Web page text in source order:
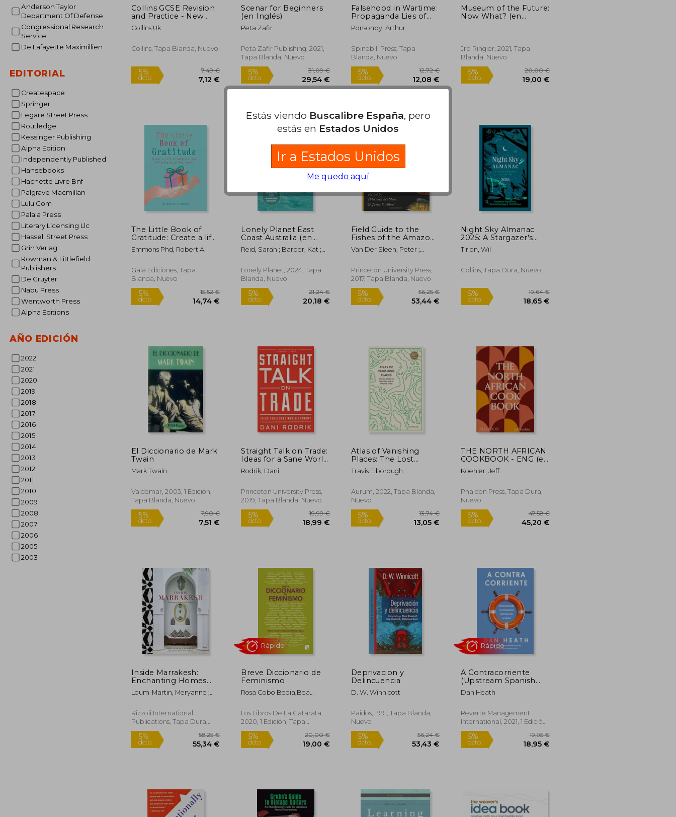
Anderson Taylor
Department Of Defense
Congressional Research
Service
De Lafayette Maximillien
EDITORIAL
Createspace
Springer
Legare Street Press
Routledge
Kessinger Publishing
Alpha Edition
Independently Published
Hansebooks
Hachette Livre Bnf
Palgrave Macmillan
Lulu Com
Palala Press
Literary Licensing Llc
Hassell Street Press
Grin Verlag
Rowman & Littlefield
Publishers
De Gruyter
Nabu Press
Wentworth Press
Alpha Editions
AÑO EDICIÓN
2022
2021
2020
2019
2018
2017
2016
2015
2014
2013
2012
2011
2010
2009
2008
2007
2006
2005
2003
Collins GCSE Revision
and Practice - New
2015 Curriculum
Edition -- GCSE
English Literature:
Collins Uk
Collins, Tapa Blanda, Nuevo
5%
dcto. 7,12 €
Scenar for Beginners
(en Inglés)
Peta Zafir
Peta Zafir Publishing, 2021,
Tapa Blanda, Nuevo
dcto. 29,54 €
Falsehood in Wartime:
Propaganda Lies of
the First World war
(en Inglés)
Ponsonby, Arthur
Spinebill Press, Tapa
Blanda, Nuevo
12,72 €
12,08 €
Museum of the Future:
Now What? (en
Jrp Ringier, 2021, Tapa
Blanda, Nuevo
5%
dcto.
The Little Book of
Gratitude: Create a life
of happiness and
wellbeing by giving
Book of...) (en Inglés)
Emmons Phd, Robert A.
Gaia Ediciones, Tapa
Blanda, Nuevo
5%
Lonely Planet East
Coast Australia (en
Inglés)
Reid, Sarah ; Barber, Kat ;
Lonely Planet, 2024, Tapa
Blanda, Nuevo
5%
Field Guide to the
Fishes of the Amazon,
Orinoco, and Guianas
(Princeton Field
Van Der Sleen, Peter ;
Princeton University Press,
2017, Tapa Blanda, Nuevo
5% 56,25 €
Night Sky Almanac
2025: A Stargazer's
Guide (en Inglés)
Tirion, Wil
Collins, Tapa Dura, Nuevo
5%
El Diccionario de Mark
Twain
Mark Twain
Valdemar, 2003, 1 Edición,
Tapa Blanda, Nuevo
5%
dcto.
7,90 €
7,51 €
Straight Talk on Trade:
Ideas for a Sane World
Economy (en Inglés)
Rodrik, Dani
Princeton University Press,
2019, Tapa Blanda, Nuevo
5%
dcto.
19,99 €
18,99 €
Atlas of Vanishing
Places: The Lost
Worlds as They Were
and as They are Today
Award Winner) (en
Inglés)
Travis Elborough
Aurum, 2022, Tapa Blanda,
Nuevo
5%
dcto.
13,74 €
13,05 €
THE NORTH AFRICAN
COOKBOOK - ENG (en
Inglés)
Koehler, Jeff
Phaidon Press, Tapa Dura,
Nuevo
5%
Inside Marrakesh:
Enchanting Homes
and Gardens (en
Inglés)
Loum-Martin, Meryanne ;
Rizzoli International
Publications, Tapa Dura,
Nuevo
Breve Diccionario de
Feminismo
Rosa Cobo Bedia,Bea
Los Libros De La Catarata,
2020, 1 Edición, Tapa
Blanda, Nuevo
Deprivacion y
Delincuencia
D. W. Winnicott
Paidos, 1991, Tapa Blanda,
Nuevo
A Contracorriente
(Upstream Spanish
Edition)
Dan Heath
Reverte Management
International, 2021, 1 Edición,
Tapa Blanda, Nuevo
Estás viendo Buscalibre España, pero
estás en Estados Unidos
Ir a Estados Unidos
Me quedo aquí